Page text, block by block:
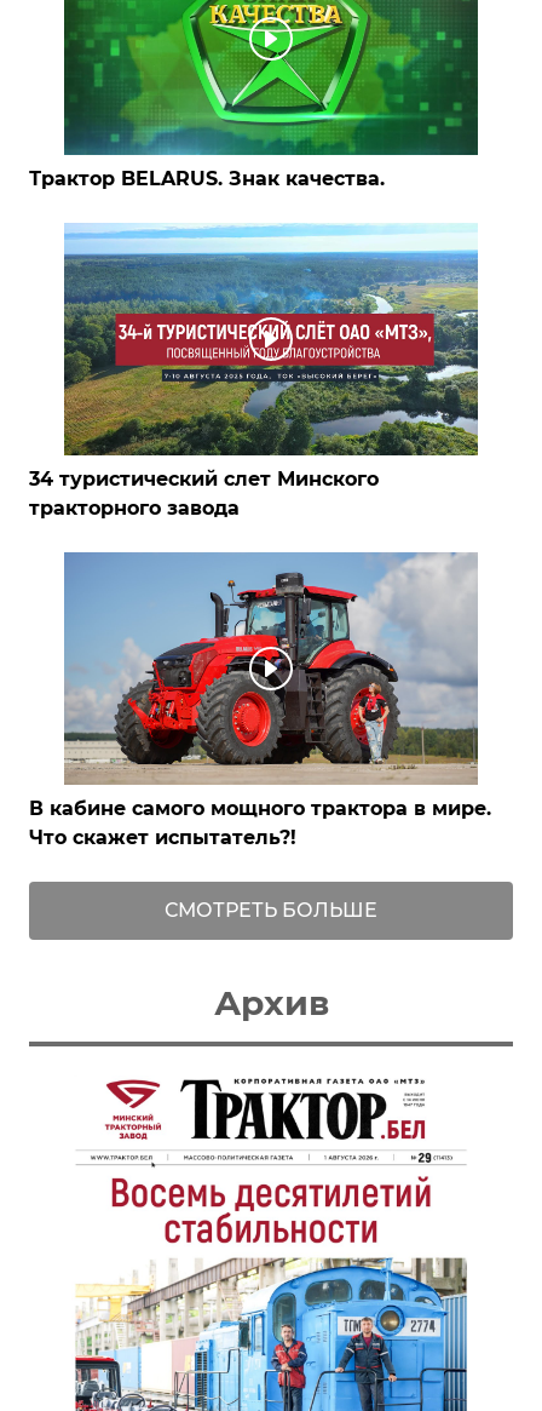
Трактор BELARUS. Знак качества.
34 туристический слет Минского
тракторного завода
В кабине самого мощного трактора в мире.
Что скажет испытатель?!
СМОТРЕТЬ БОЛЬШЕ
Архив